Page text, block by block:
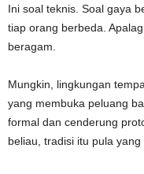
Ini soal teknis. Soal gaya
tiap orang berbeda.
beragam.
Mungkin, lingkungan
yang membuka peluang
formal dan cenderung
beliau, tradisi itu pula